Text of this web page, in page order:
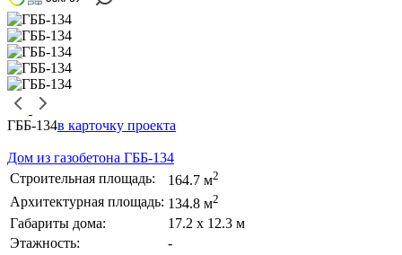
ГББ-134в карточку проекта
Дом из газобетона ГББ-134
Строительная площадь:
164.7 м2
Архитектурная площадь: 134.8 м2
Габариты дома:
17.2 х 12.3 м
Этажность:
-